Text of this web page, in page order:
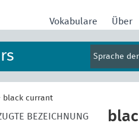
Vokabulare Über
Sprache
black currant
BEZEICHNUNG